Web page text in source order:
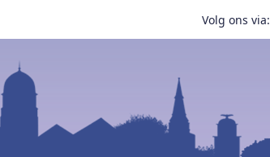
Volg ons via: